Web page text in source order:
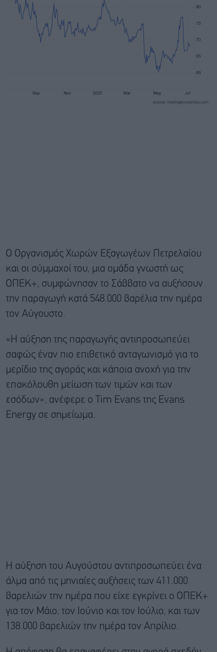
Ο Οργανισμός Χωρών Εξαγωγέων Πετρελαίου
και οι σύμμαχοί του, μια ομάδα γνωστή ως
ΟΠΕΚ+, συμφώνησαν το Σάββατο να αυξήσουν
την παραγωγή κατά 548.000 βαρέλια την ημέρα
τον Αύγουστο.
«Η αύξηση της παραγωγής αντιπροσωπεύει
σαφώς έναν πιο επιθετικό ανταγωνισμό για το
μερίδιο της αγοράς και κάποια ανοχή για την
επακόλουθη μείωση των τιμών και των
εσόδων», ανέφερε ο Tim Evans της Evans
Energy σε σημείωμα.
Η αύξηση του Αυγούστου αντιπροσωπεύει ένα
άλμα από τις μηνιαίες αυξήσεις των 411.000
βαρελιών την ημέρα που είχε εγκρίνει ο ΟΠΕΚ+
για τον Μάιο, τον Ιούνιο και τον Ιούλιο, και των
138.000 βαρελιών την ημέρα τον Απρίλιο.